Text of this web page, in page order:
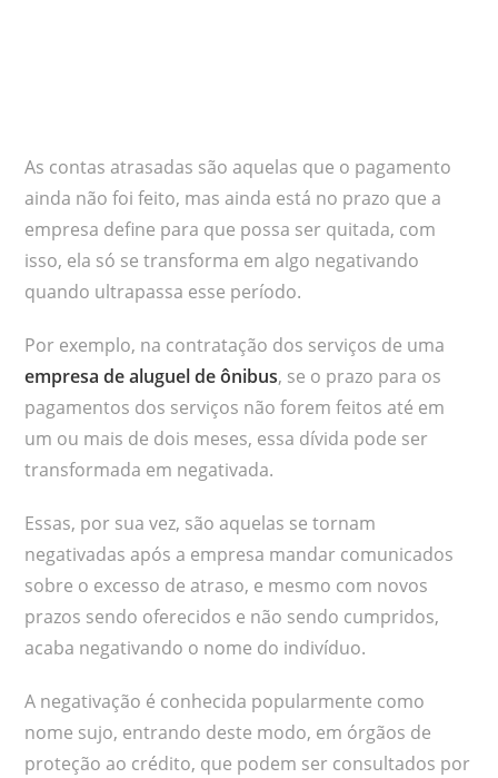
As contas atrasadas são aquelas que o pagamento
ainda não foi feito, mas ainda está no prazo que a
empresa define para que possa ser quitada, com
isso, ela só se transforma em algo negativando
quando ultrapassa esse período.
Por exemplo, na contratação dos serviços de uma
empresa de aluguel de ônibus, se o prazo para os
pagamentos dos serviços não forem feitos até em
um ou mais de dois meses, essa dívida pode ser
transformada em negativada.
Essas, por sua vez, são aquelas se tornam
negativadas após a empresa mandar comunicados
sobre o excesso de atraso, e mesmo com novos
prazos sendo oferecidos e não sendo cumpridos,
acaba negativando o nome do indivíduo.
A negativação é conhecida popularmente como
nome sujo, entrando deste modo, em órgãos de
proteção ao crédito, que podem ser consultados por